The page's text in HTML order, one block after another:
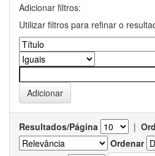
Adicionar filtros:
Utilizar filtros para refinar o
Resultados/Página |
Ordenar